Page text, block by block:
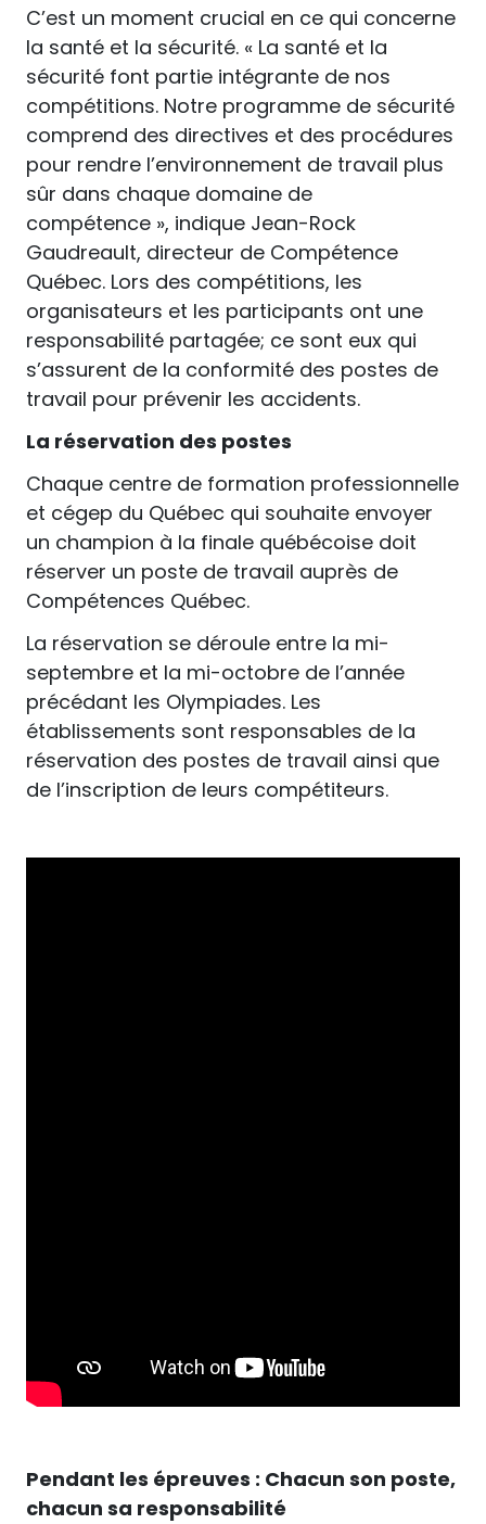
C’est un moment crucial en ce qui concerne
la santé et la sécurité. « La santé et la
sécurité font partie intégrante de nos
compétitions. Notre programme de sécurité
comprend des directives et des procédures
pour rendre l’environnement de travail plus
sûr dans chaque domaine de
compétence », indique Jean-Rock
Gaudreault, directeur de Compétence
Québec. Lors des compétitions, les
organisateurs et les participants ont une
responsabilité partagée; ce sont eux qui
s’assurent de la conformité des postes de
travail pour prévenir les accidents.
La réservation des postes
Chaque centre de formation professionnelle
et cégep du Québec qui souhaite envoyer
un champion à la finale québécoise doit
réserver un poste de travail auprès de
Compétences Québec.
La réservation se déroule entre la mi-
septembre et la mi-octobre de l’année
précédant les Olympiades. Les
établissements sont responsables de la
réservation des postes de travail ainsi que
de l’inscription de leurs compétiteurs.
Pendant les épreuves : Chacun son poste,
chacun sa responsabilité